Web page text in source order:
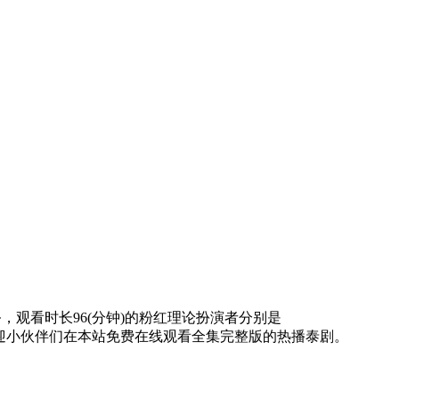
观看时长96(分钟)的粉红理论扮演者分别是
伙伴们在本站免费在线观看全集完整版的热播泰剧。